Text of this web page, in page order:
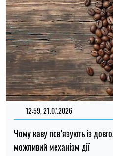
12:59, 21.07.2026
Чому каву пов’язують із
можливий механізм дії